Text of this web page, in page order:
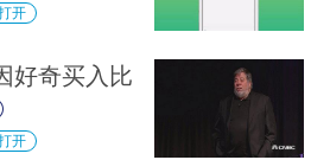
开
好奇买入比
开